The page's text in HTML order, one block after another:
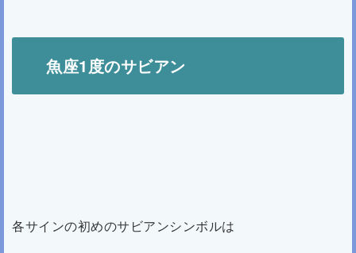
魚座1度のサビアン
各サインの初めのサビアンシンボルは